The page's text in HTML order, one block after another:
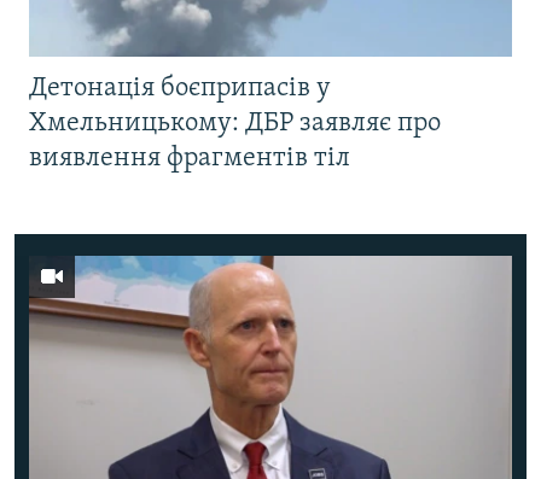
Детонація боєприпасів у
Хмельницькому: ДБР заявляє про
виявлення фрагментів тіл